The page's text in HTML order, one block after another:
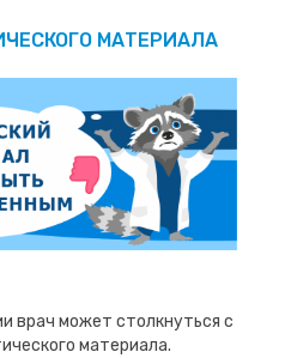
МАТЕРИАЛА
врач может столкнуться с
материала.